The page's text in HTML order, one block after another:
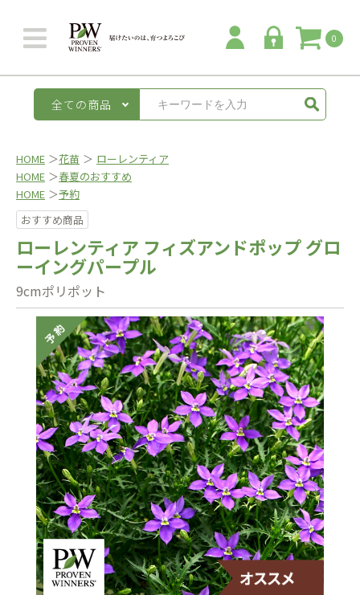
0
全ての商品
HOME ＞花苗 ＞ ローレンティア
HOME ＞春夏のおすすめ
HOME ＞予約
おすすめ商品
ローレンティア フィズアンドポップ グロ
ーイングパープル
9cmポリポット